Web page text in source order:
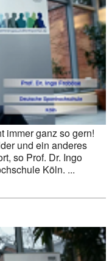
immer ganz so gern!
und ein anderes
so Prof. Dr. Ingo
Köln. ...